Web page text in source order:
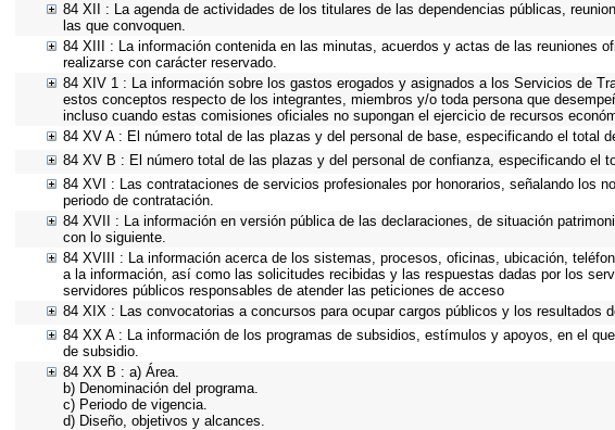
84 XII : La agenda de actividades de los titulares de las dependencias públicas,
las que convoquen.
84 XIII : La información contenida en las minutas, acuerdos y actas de las reuniones
realizarse con carácter reservado.
84 XIV 1 : La información sobre los gastos erogados y asignados a los Servicios de
estos conceptos respecto de los integrantes, miembros y/o toda persona que
incluso cuando estas comisiones oficiales no supongan el ejercicio de recursos
84 XV A : El número total de las plazas y del personal de base, especificando el total
84 XV B : El número total de las plazas y del personal de confianza, especificando el
84 XVI : Las contrataciones de servicios profesionales por honorarios, señalando los
periodo de contratación.
84 XVII : La información en versión pública de las declaraciones, de situación
con lo siguiente.
84 XVIII : La información acerca de los sistemas, procesos, oficinas, ubicación,
a la información, así como las solicitudes recibidas y las respuestas dadas por los
servidores públicos responsables de atender las peticiones de acceso
84 XIX : Las convocatorias a concursos para ocupar cargos públicos y los resultados
84 XX A : La información de los programas de subsidios, estímulos y apoyos, en el
de subsidio.
84 XX B : a) Área.
b) Denominación del programa.
c) Periodo de vigencia.
d) Diseño, objetivos y alcances.